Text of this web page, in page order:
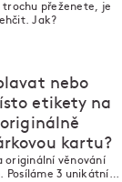
trochu přeženete, je
Jak?
nebo
etikety na
originálně
kartu?
originální věnování
Posíláme 3 unikátní